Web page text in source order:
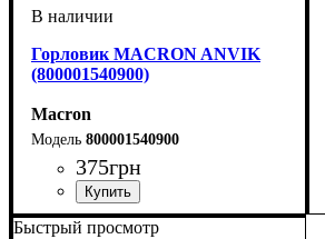
Горловик MACRON ANVIK
(800001540900)
Macron
800001540900
375грн
Пол: Унисекс
Производитель: Macron
Цвет: Черный
Быстрый просмотр